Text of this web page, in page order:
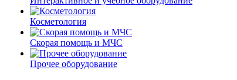
Косметология
Скорая помощь и МЧС
Прочее оборудование